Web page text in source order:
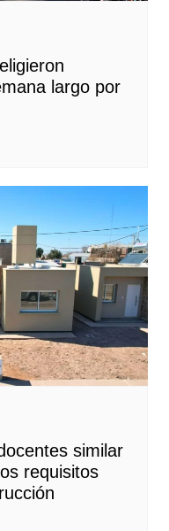
largo por
similar
requisitos